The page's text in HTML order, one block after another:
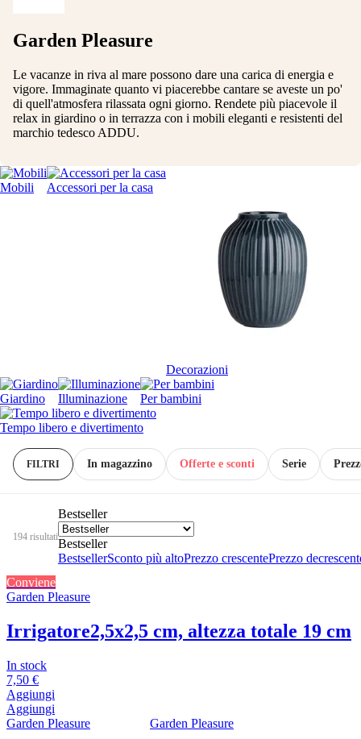
Garden Pleasure
Le vacanze in riva al mare possono dare una carica di energia e
vigore. Immaginate quanto vi piacerebbe cantare se aveste un po'
di quell'atmosfera rilassata ogni giorno. Rendete più piacevole il
relax in giardino o in terrazza con i mobili eleganti e resistenti del
marchio tedesco ADDU.
Mobili Accessori per la casa
Decorazioni
Giardino Illuminazione Per bambini
Tempo libero e divertimento
FILTRI In magazzino Offerte e sconti Serie
194 risultati
Bestseller
Bestseller
BestsellerSconto più altoPrezzo crescentePrezzo
Conviene
Garden Pleasure
Irrigatore2,5x2,5 cm, altezza totale 19 cm
In stock
7,50 €
Aggiungi
Aggiungi
Garden Pleasure
Garden Pleasure